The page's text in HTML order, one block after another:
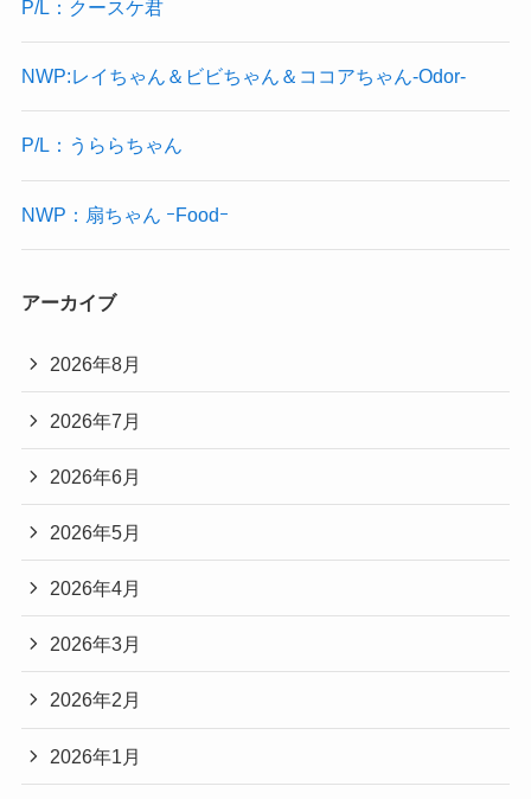
P/L：クースケ君
NWP:レイちゃん＆ビビちゃん＆ココアちゃん-Odor-
P/L：うららちゃん
NWP：扇ちゃん ｰFoodｰ
アーカイブ
2026年8月
2026年7月
2026年6月
2026年5月
2026年4月
2026年3月
2026年2月
2026年1月